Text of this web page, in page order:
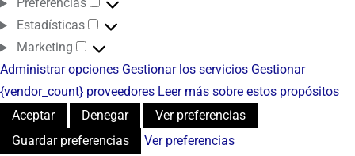
Preferencias
Estadísticas
Marketing
Administrar opciones Gestionar los servicios Gestionar
{vendor_count} proveedores Leer más sobre estos propósitos
Aceptar
Denegar
Ver preferencias
Guardar preferencias
Ver preferencias